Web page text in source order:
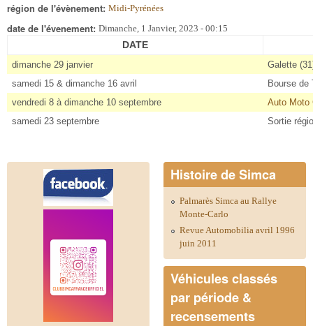
région de l'évènement: Midi-Pyrénées
date de l'évenement: Dimanche, 1 Janvier, 2023 - 00:15
DATE
dimanche 29 janvier
Galette
samedi 15 & dimanche 16 avril
Bourse de
vendredi 8 à dimanche 10 septembre
Auto Moto
samedi 23 septembre
Sortie
Histoire de Simca
Palmarès Simca au Rallye
Monte-Carlo
Revue Automobilia avril 1996
juin 2011
Véhicules classés
par période &
recensements